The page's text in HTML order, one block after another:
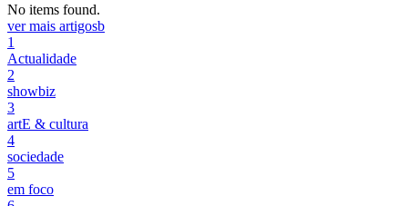
No items found.
ver mais artigosb
1
Actualidade
2
showbiz
3
artE & cultura
4
sociedade
5
em foco